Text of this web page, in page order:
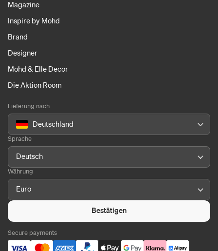
Magazine
Inspire by Mohd
Brand
Designer
Mohd & Elle Decor
Die Aktion Room
Lieferung nach
Deutschland
Sprache
Deutsch
Währung
Euro
Bestätigen
Secure payments